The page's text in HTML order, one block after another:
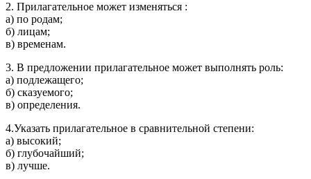
2. Прилагательное может изменяться :
а) по родам;
б) лицам;
в) временам.
3. В предложении прилагательное может выполнять роль:
а) подлежащего;
б) сказуемого;
в) определения.
4.Указать прилагательное в сравнительной степени:
а) высокий;
б) глубочайший;
в) лучше.